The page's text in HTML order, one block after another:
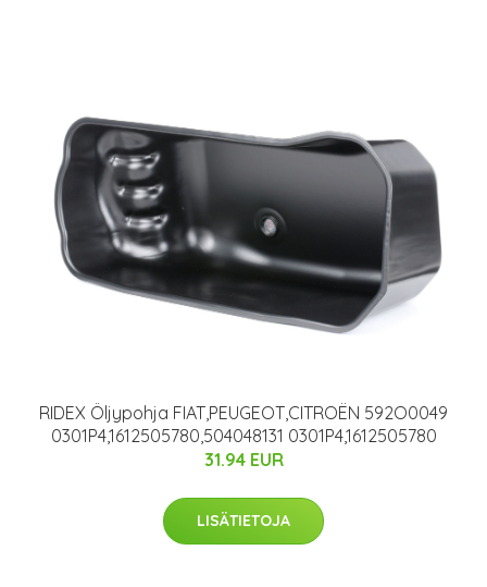
RIDEX Öljypohja FIAT,PEUGEOT,CITROËN 592O0049
0301P4,1612505780,504048131 0301P4,1612505780
31.94 EUR
LISÄTIETOJA